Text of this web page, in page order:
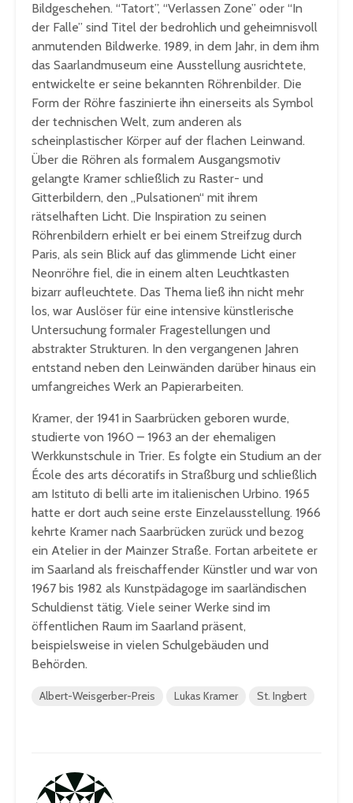
Bildgeschehen. “Tatort”, “Verlassen Zone” oder “In
der Falle” sind Titel der bedrohlich und geheimnisvoll
anmutenden Bildwerke. 1989, in dem Jahr, in dem ihm
das Saarlandmuseum eine Ausstellung ausrichtete,
entwickelte er seine bekannten Röhrenbilder. Die
Form der Röhre faszinierte ihn einerseits als Symbol
der technischen Welt, zum anderen als
scheinplastischer Körper auf der flachen Leinwand.
Über die Röhren als formalem Ausgangsmotiv
gelangte Kramer schließlich zu Raster- und
Gitterbildern, den „Pulsationen“ mit ihrem
rätselhaften Licht. Die Inspiration zu seinen
Röhrenbildern erhielt er bei einem Streifzug durch
Paris, als sein Blick auf das glimmende Licht einer
Neonröhre fiel, die in einem alten Leuchtkasten
bizarr aufleuchtete. Das Thema ließ ihn nicht mehr
los, war Auslöser für eine intensive künstlerische
Untersuchung formaler Fragestellungen und
abstrakter Strukturen. In den vergangenen Jahren
entstand neben den Leinwänden darüber hinaus ein
umfangreiches Werk an Papierarbeiten.
Kramer, der 1941 in Saarbrücken geboren wurde,
studierte von 1960 – 1963 an der ehemaligen
Werkkunstschule in Trier. Es folgte ein Studium an der
École des arts décoratifs in Straßburg und schließlich
am Istituto di belli arte im italienischen Urbino. 1965
hatte er dort auch seine erste Einzelausstellung. 1966
kehrte Kramer nach Saarbrücken zurück und bezog
ein Atelier in der Mainzer Straße. Fortan arbeitete er
im Saarland als freischaffender Künstler und war von
1967 bis 1982 als Kunstpädagoge im saarländischen
Schuldienst tätig. Viele seiner Werke sind im
öffentlichen Raum im Saarland präsent,
beispielsweise in vielen Schulgebäuden und
Behörden.
Albert-Weisgerber-Preis Lukas Kramer St. Ingbert